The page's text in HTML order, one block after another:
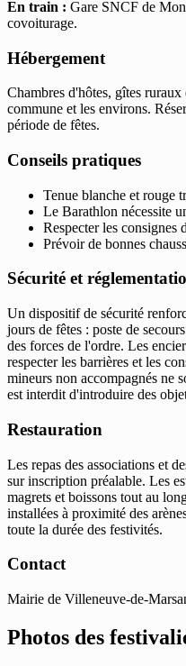
En train : Gare SNCF de
covoiturage.
Hébergement
Chambres d'hôtes, gîtes
commune et les environs.
période de fêtes.
Conseils pratiques
Tenue blanche et rouge
Le Barathlon nécessite
Respecter les consignes
Prévoir de bonnes
Sécurité et
Un dispositif de sécurité
jours de fêtes : poste de
des forces de l'ordre. Les
respecter les barrières et les
mineurs non accompagnés ne
est interdit d'introduire des
Restauration
Les repas des associations et
sur inscription préalable. Les
magrets et boissons tout au
installées à proximité des
toute la durée des festivités.
Contact
Mairie de Villeneuve-de-
Photos des